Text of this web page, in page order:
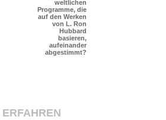
weltlichen
Programme, die
auf den Werken
von L. Ron
Hubbard
basieren,
aufeinander
abgestimmt?